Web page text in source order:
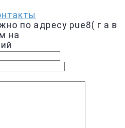
по адресу pue8( г а в
на